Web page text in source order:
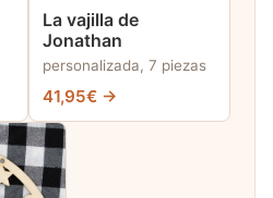
La vajilla de
Jonathan
personalizada, 7 piezas
41,95€ →